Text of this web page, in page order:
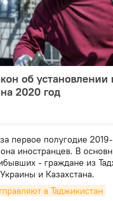
об установлении
2020 год
первое полугодие
иностранцев. В
- граждане из
и Казахстана.
в Таджикистан